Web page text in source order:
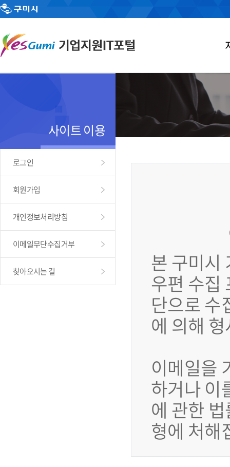
사이트 이용
로그인
회원가입
개인정보처리방침
이메일무단수집거부
찾아오시는 길 본 구미시
우편 수집
단으로 수
에 의해
이메일을
하거나 이
에 관한
형에 처해